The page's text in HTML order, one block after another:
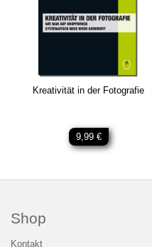
Kreativität in der Fotografie
9,99 €
Shop
Kontakt